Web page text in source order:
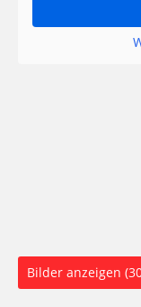
Bilder anzeigen